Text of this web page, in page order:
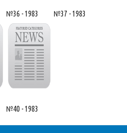
№36 - 1983 №37 - 1983
№40 - 1983